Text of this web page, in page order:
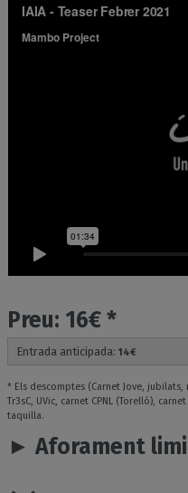
Preu: 16€ *
Entrada anticipada: 14€
* Els descomptes (Carnet Jove,
Tr3sC, UVic, carnet CPNL (Torelló),
taquilla.
► Aforament